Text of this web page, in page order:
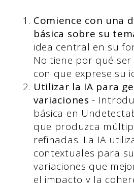
Comience con una
básica sobre su
idea central en su
No tiene por qué
con que exprese su
Utilizar la IA para
variaciones -
básica en
que produzca
refinadas. La IA
contextuales para
variaciones que
el impacto y la